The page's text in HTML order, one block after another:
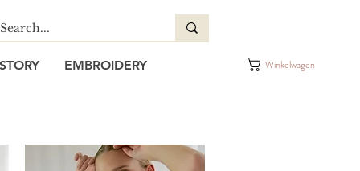
EMBROIDERY Winkelwagen